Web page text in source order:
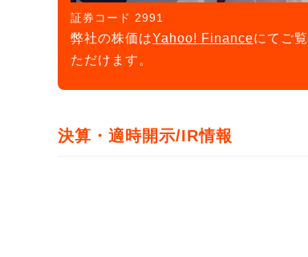
証券コード 2991
弊社の株価はYahoo! Financeにてご
ただけます。
決算・適時開示/IR情報